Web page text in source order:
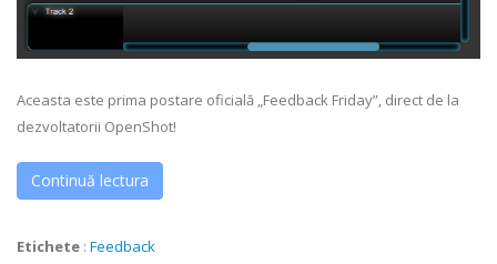
Aceasta este prima postare oficială „Feedback Friday”, direct de la
dezvoltatorii OpenShot!
Continuă lectura
Etichete : Feedback